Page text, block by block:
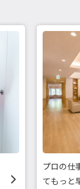
プロの仕
てもっと